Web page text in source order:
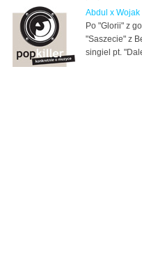
Abdul x Wojak
Po "Glorii" z
"Saszecie" z
singiel pt.